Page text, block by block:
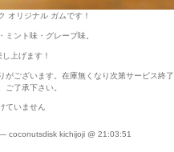
オリジナル ガムです！
ミント味・グレープ味。
上げます！
がございます。在庫無くなり次第サービス終了
ご了承下さい。
ていません
coconutsdisk kichijoji @ 21:03:51